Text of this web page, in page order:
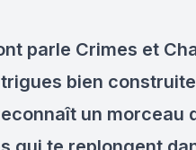
parle Crimes et
bien
un morceau